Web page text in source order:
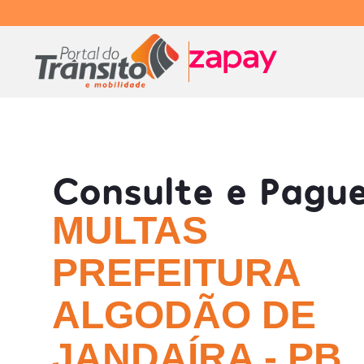
Consulte e
MULTAS
PREFEITURA
ALGODÃO DE